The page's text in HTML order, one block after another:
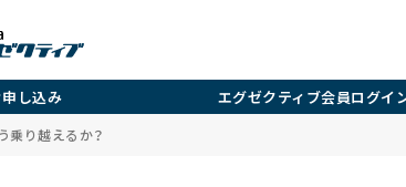
し込み エグゼクティブ会員ログイ
乗り越えるか？